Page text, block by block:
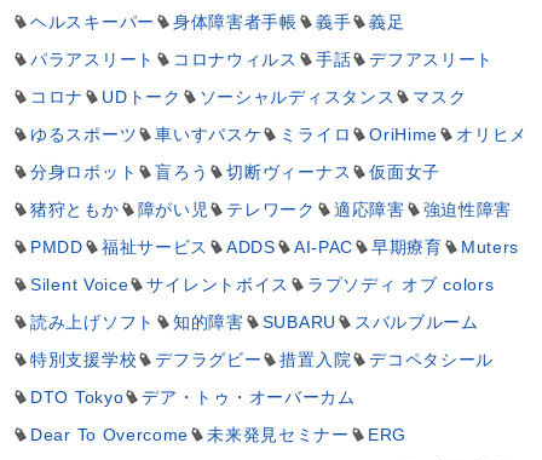
ヘルスキーパー 身体障害者手帳 義手
義足
パラアスリート
コロナウィルス 手話
デフアスリート
コロナ
UDトーク ソーシャルディスタンス
マスク
ゆるスポーツ
車いすバスケ ミライロ OriHime
オリヒメ
分身ロボット
盲ろう 切断ヴィーナス
仮面女子
猪狩ともか
障がい児 テレワーク 適応障害
強迫性障害
PMDD
福祉サービス ADDS AI-PAC 早期療育
Muters
Silent Voice
サイレントボイス
ラプソディ オブ colors
読み上げソフト
知的障害 SUBARU
スバルブルーム
特別支援学校
デフラグビー 措置入院
デコペタシール
DTO Tokyo
デア・トゥ・オーバーカム
Dear To Overcome
未来発見セミナー
ERG